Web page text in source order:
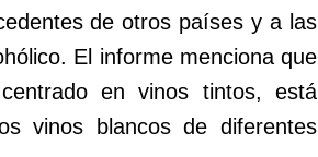
de otros países y a las
El informe menciona que
en vinos tintos, está
vinos blancos de diferentes